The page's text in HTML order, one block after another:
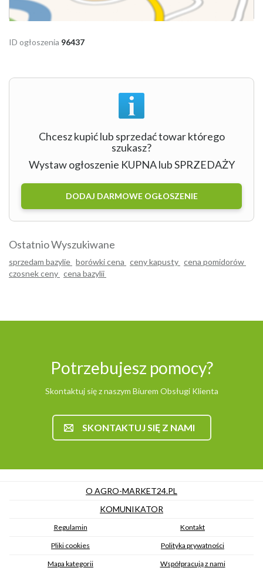
ID ogłoszenia 96437
Chcesz kupić lub sprzedać towar którego
szukasz?
Wystaw ogłoszenie KUPNA lub SPRZEDAŻY
DODAJ DARMOWE OGŁOSZENIE
Ostatnio Wyszukiwane
sprzedam bazylie borówki cena ceny kapusty cena pomidorów
czosnek ceny cena bazylii
Potrzebujesz pomocy?
Skontaktuj się z naszym Biurem Obsługi Klienta
SKONTAKTUJ SIĘ Z NAMI
O AGRO-MARKET24.PL
KOMUNIKATOR
Regulamin Kontakt
Pliki cookies Polityka prywatności
Mapa kategorii Współpracują z nami